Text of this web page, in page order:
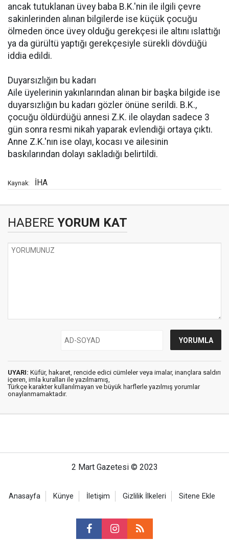
ancak tutuklanan üvey baba B.K.'nin ile ilgili çevre
sakinlerinden alınan bilgilerde ise küçük çocuğu
ölmeden önce üvey olduğu gerekçesi ile altını ıslattığı
ya da gürültü yaptığı gerekçesiyle sürekli dövdüğü
iddia edildi.
Duyarsızlığın bu kadarı
Aile üyelerinin yakınlarından alınan bir başka bilgide ise
duyarsızlığın bu kadarı gözler önüne serildi. B.K.,
çocuğu öldürdüğü annesi Z.K. ile olaydan sadece 3
gün sonra resmi nikah yaparak evlendiği ortaya çıktı.
Anne Z.K.'nın ise olayı, kocası ve ailesinin
baskılarından dolayı sakladığı belirtildi.
Kaynak: İHA
HABERE YORUM KAT
UYARI: Küfür, hakaret, rencide edici cümleler veya imalar, inançlara saldırı
içeren, imla kuralları ile yazılmamış,
Türkçe karakter kullanılmayan ve büyük harflerle yazılmış yorumlar
onaylanmamaktadır.
2 Mart Gazetesi © 2023
Anasayfa Künye İletişim Gizlilik İlkeleri Sitene Ekle